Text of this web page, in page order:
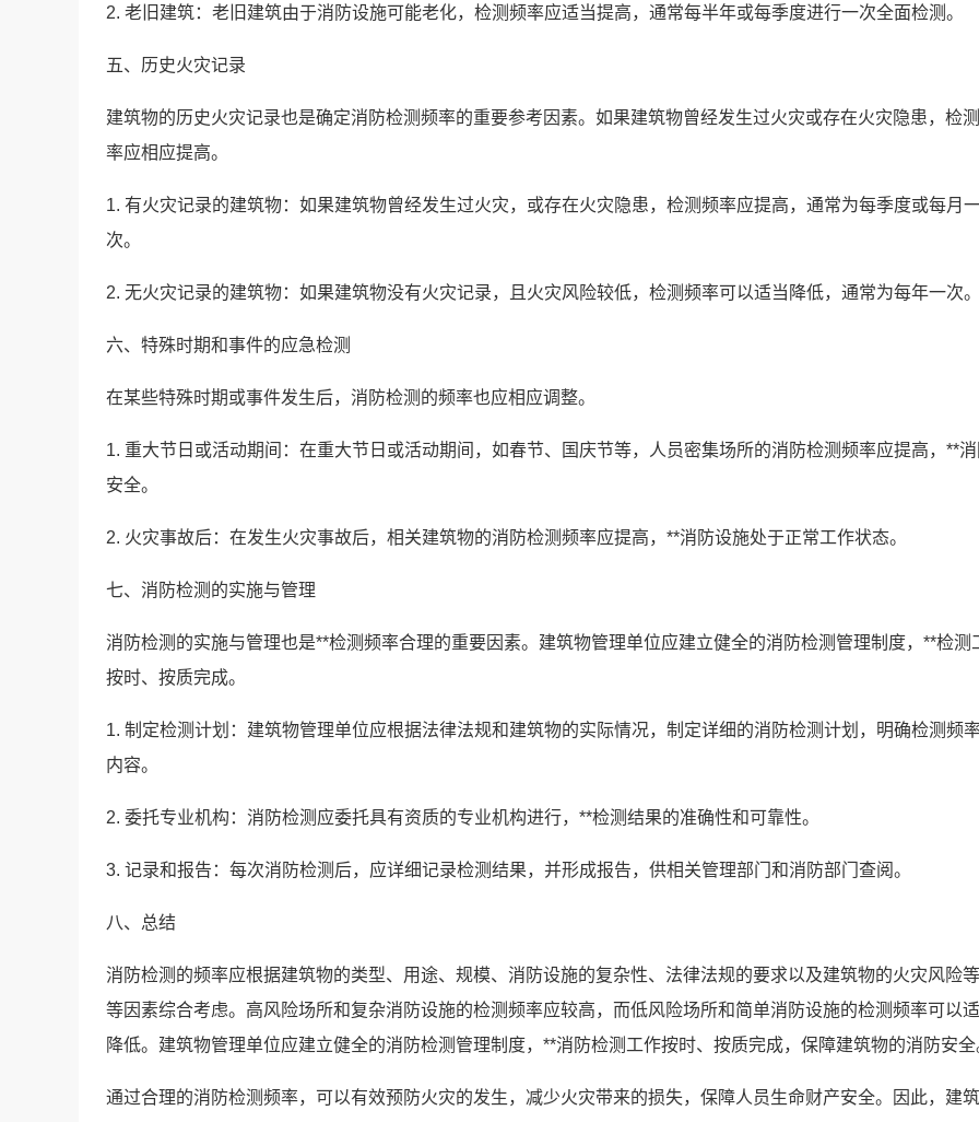
2. 老旧建筑：老旧建筑由于消防设施可能老化，检测频率应适当提高，通常每半年或每季度进行一次全面检测。
五、历史火灾记录
建筑物的历史火灾记录也是确定消防检测频率的重要参考因素。如果建筑物曾经发生过火灾或存在火灾隐患，检
率应相应提高。
1. 有火灾记录的建筑物：如果建筑物曾经发生过火灾，或存在火灾隐患，检测频率应提高，通常为每季度或每月
次。
2. 无火灾记录的建筑物：如果建筑物没有火灾记录，且火灾风险较低，检测频率可以适当降低，通常为每年一次。
六、特殊时期和事件的应急检测
在某些特殊时期或事件发生后，消防检测的频率也应相应调整。
1. 重大节日或活动期间：在重大节日或活动期间，如春节、国庆节等，人员密集场所的消防检测频率应提高，**
安全。
2. 火灾事故后：在发生火灾事故后，相关建筑物的消防检测频率应提高，**消防设施处于正常工作状态。
七、消防检测的实施与管理
消防检测的实施与管理也是**检测频率合理的重要因素。建筑物管理单位应建立健全的消防检测管理制度，**检测
按时、按质完成。
1. 制定检测计划：建筑物管理单位应根据法律法规和建筑物的实际情况，制定详细的消防检测计划，明确检测频
内容。
2. 委托专业机构：消防检测应委托具有资质的专业机构进行，**检测结果的准确性和可靠性。
3. 记录和报告：每次消防检测后，应详细记录检测结果，并形成报告，供相关管理部门和消防部门查阅。
八、总结
消防检测的频率应根据建筑物的类型、用途、规模、消防设施的复杂性、法律法规的要求以及建筑物的火灾风险
等因素综合考虑。高风险场所和复杂消防设施的检测频率应较高，而低风险场所和简单消防设施的检测频率可以
降低。建筑物管理单位应建立健全的消防检测管理制度，**消防检测工作按时、按质完成，保障建筑物的消防安全
通过合理的消防检测频率，可以有效预防火灾的发生，减少火灾带来的损失，保障人员生命财产安全。因此，建